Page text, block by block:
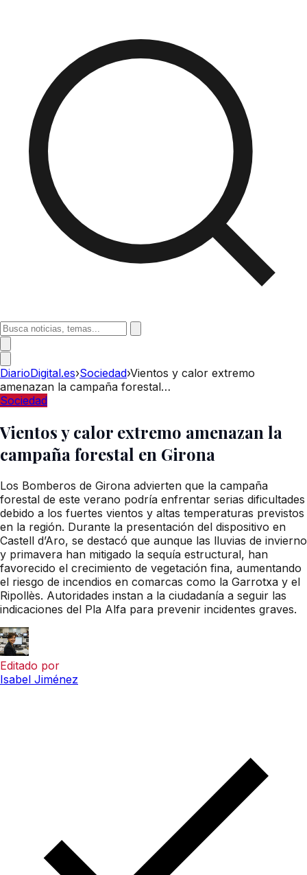
DiarioDigital.es›Sociedad›Vientos y calor extremo
amenazan la campaña forestal…
Sociedad
Vientos y calor extremo amenazan la
campaña forestal en Girona
Los Bomberos de Girona advierten que la campaña
forestal de este verano podría enfrentar serias dificultades
debido a los fuertes vientos y altas temperaturas previstos
en la región. Durante la presentación del dispositivo en
Castell d’Aro, se destacó que aunque las lluvias de invierno
y primavera han mitigado la sequía estructural, han
favorecido el crecimiento de vegetación fina, aumentando
el riesgo de incendios en comarcas como la Garrotxa y el
Ripollès. Autoridades instan a la ciudadanía a seguir las
indicaciones del Pla Alfa para prevenir incidentes graves.
Editado por
Isabel Jiménez